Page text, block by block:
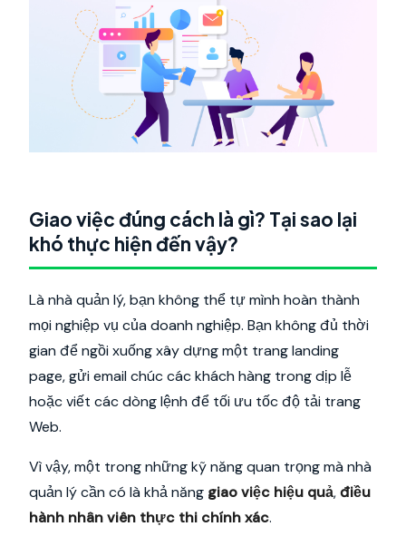
Giao việc đúng cách là gì? Tại sao lại
khó thực hiện đến vậy?
Là nhà quản lý, bạn không thể tự mình hoàn thành
mọi nghiệp vụ của doanh nghiệp. Bạn không đủ thời
gian để ngồi xuống xây dựng một trang landing
page, gửi email chúc các khách hàng trong dịp lễ
hoặc viết các dòng lệnh để tối ưu tốc độ tải trang
Web.
Vì vậy, một trong những kỹ năng quan trọng mà nhà
quản lý cần có là khả năng giao việc hiệu quả,điều
hành nhân viên thực thi chính xác.